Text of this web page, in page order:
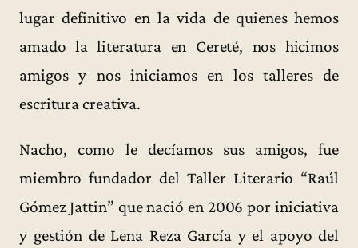
lugar definitivo en la vida de quienes hemos
amado la literatura en Cereté, nos hicimos
amigos y nos iniciamos en los talleres de
escritura creativa.
Nacho, como le decíamos sus amigos, fue
miembro fundador del Taller Literario “Raúl
Gómez Jattin” que nació en 2006 por iniciativa
y gestión de Lena Reza García y el apoyo del